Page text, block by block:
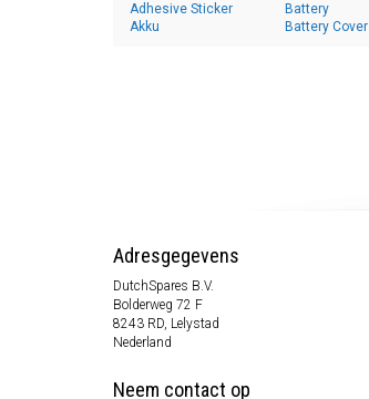
Adhesive Sticker
Akku
Battery
Battery Cover
Adresgegevens
DutchSpares B.V.
Bolderweg 72 F
8243 RD, Lelystad
Nederland
Neem contact op